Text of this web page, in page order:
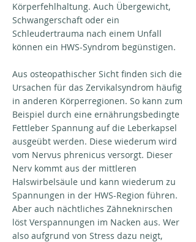
Körperfehlhaltung. Auch Übergewicht,
Schwangerschaft oder ein
Schleudertrauma nach einem Unfall
können ein HWS-Syndrom begünstigen.
Aus osteopathischer Sicht finden sich die
Ursachen für das Zervikalsyndrom häufig
in anderen Körperregionen. So kann zum
Beispiel durch eine ernährungsbedingte
Fettleber Spannung auf die Leberkapsel
ausgeübt werden. Diese wiederum wird
vom Nervus phrenicus versorgt. Dieser
Nerv kommt aus der mittleren
Halswirbelsäule und kann wiederum zu
Spannungen in der HWS-Region führen.
Aber auch nächtliches Zähneknirschen
löst Verspannungen im Nacken aus. Wer
also aufgrund von Stress dazu neigt,